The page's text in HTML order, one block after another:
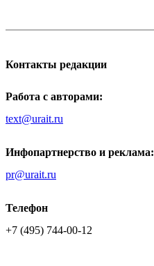
Контакты редакции
Работа с авторами:
text@urait.ru
Инфопартнерство и реклама:
pr@urait.ru
Телефон
+7 (495) 744-00-12